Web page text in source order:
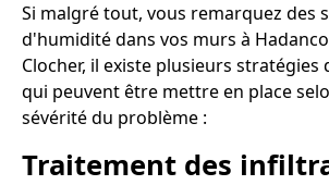
Si malgré tout, vous remarquez des
d'humidité dans vos murs à
Clocher, il existe plusieurs
qui peuvent être mettre en place
sévérité du problème :
Traitement des